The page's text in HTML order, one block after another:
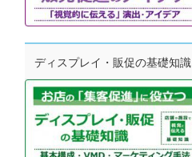
ディスプレイ・販促の基礎知識